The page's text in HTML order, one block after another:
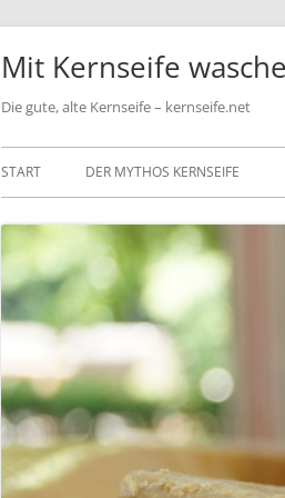
Mit Kernseife
Die gute, alte Kernseife – kernseife.net
START DER MYTHOS KERNSEIFE